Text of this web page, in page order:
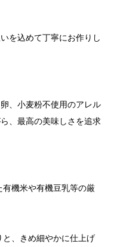
を込めて丁寧にお作りし
、小麦粉不使用のアレル
、最高の美味しさを追求
機米や有機豆乳等の厳
、きめ細やかに仕上げ